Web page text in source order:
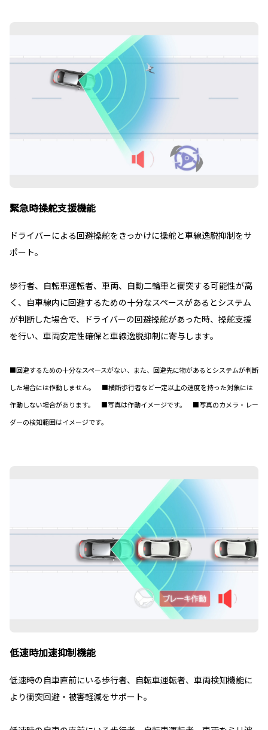
緊急時操舵支援機能
ドライバーによる回避操舵をきっかけに操舵と車線逸脱抑制をサ
ポート。
歩行者、自転車運転者、車両、自動二輪車と衝突する可能性が高
く、自車線内に回避するための十分なスペースがあるとシステム
が判断した場合で、ドライバーの回避操舵があった時、操舵支援
を行い、車両安定性確保と車線逸脱抑制に寄与します。
■回避するための十分なスペースがない、また、回避先に物があるとシステムが判断
した場合には作動しません。 ■横断歩行者など一定以上の速度を持った対象には
作動しない場合があります。 ■写真は作動イメージです。 ■写真のカメラ・レー
ダーの検知範囲はイメージです。
低速時加速抑制機能
低速時の自車直前にいる歩行者、自転車運転者、車両検知機能に
より衝突回避・被害軽減をサポート。